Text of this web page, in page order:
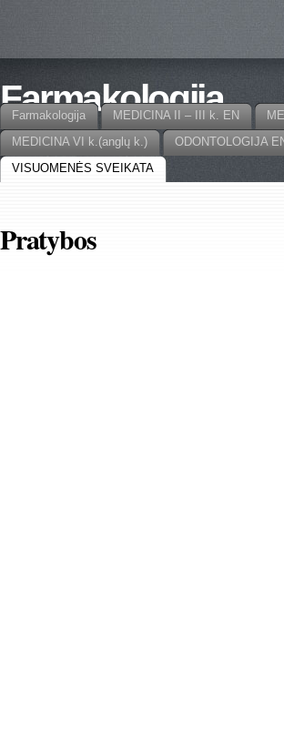
Farmakologija
Farmakologija MEDICINA II – III k. EN
MEDICINA VI k.(anglų k.)
ODONTOLOGIJA
VISUOMENĖS SVEIKATA
Pratybos